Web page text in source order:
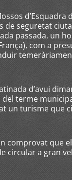
d’Esquadra
seguretat
passada, un
com a
d’avui
terme
un turisme que
comprovat que
circular a gran